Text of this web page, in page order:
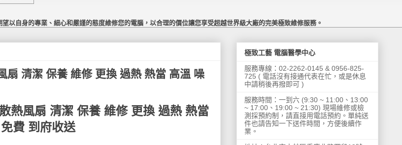
以自身的專業、細心和嚴謹的態度維修您的電腦，以合理的價位讓您享受超越世界級大廠的完美極致維修服務。
清潔 保養 維修 更換 過熱 熱當 高溫 噪
熱風扇 清潔 保養 維修 更換 過熱 熱當
費 到府收送
極致工藝 電腦醫學中心
服務專線：02-2262-0145 & 0956-825-
725 ( 電話沒有接通代表在忙，或是休息
中請稍後再撥即可 )
服務時間：一到六 (9:30 ~ 11:00、13:00
~ 17:00、19:00 ~ 21:30) 現場維修或檢
測採預約制，請直接用電話預約。單純送
件也請告知一下送件時間，方便後續作
業。